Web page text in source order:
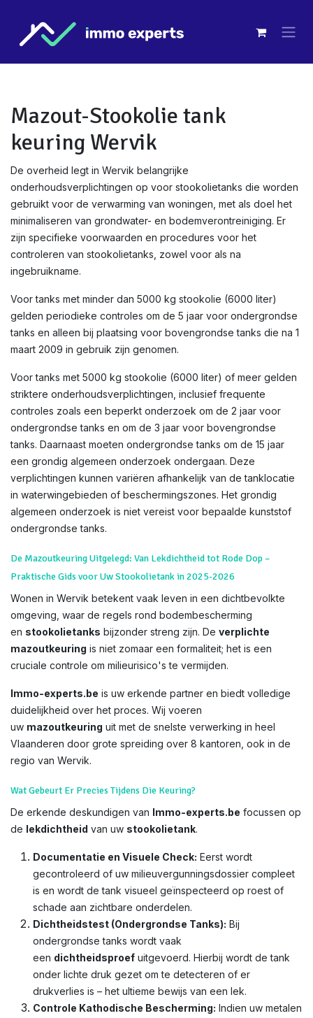
Mazout-Stookolie tank
keuring Wervik
De overheid legt in Wervik belangrijke
onderhoudsverplichtingen op voor stookolietanks die worden
gebruikt voor de verwarming van woningen, met als doel het
minimaliseren van grondwater- en bodemverontreiniging. Er
zijn specifieke voorwaarden en procedures voor het
controleren van stookolietanks, zowel voor als na
ingebruikname.
Voor tanks met minder dan 5000 kg stookolie (6000 liter)
gelden periodieke controles om de 5 jaar voor ondergrondse
tanks en alleen bij plaatsing voor bovengrondse tanks die na 1
maart 2009 in gebruik zijn genomen.
Voor tanks met 5000 kg stookolie (6000 liter) of meer gelden
striktere onderhoudsverplichtingen, inclusief frequente
controles zoals een beperkt onderzoek om de 2 jaar voor
ondergrondse tanks en om de 3 jaar voor bovengrondse
tanks. Daarnaast moeten ondergrondse tanks om de 15 jaar
een grondig algemeen onderzoek ondergaan. Deze
verplichtingen kunnen variëren afhankelijk van de tanklocatie
in waterwingebieden of beschermingszones. Het grondig
algemeen onderzoek is niet vereist voor bepaalde kunststof
ondergrondse tanks.
De Mazoutkeuring Uitgelegd: Van Lekdichtheid tot Rode Dop –
Praktische Gids voor Uw Stookolietank in 2025-2026
Wonen in Wervik betekent vaak leven in een dichtbevolkte
omgeving, waar de regels rond bodembescherming
en stookolietanks bijzonder streng zijn. De verplichte
mazoutkeuring is niet zomaar een formaliteit; het is een
cruciale controle om milieurisico's te vermijden.
Immo-experts.be is uw erkende partner en biedt volledige
duidelijkheid over het proces. Wij voeren
uw mazoutkeuring uit met de snelste verwerking in heel
Vlaanderen door grote spreiding over 8 kantoren, ook in de
regio van Wervik.
Wat Gebeurt Er Precies Tijdens Die Keuring?
De erkende deskundigen van Immo-experts.be focussen op
de lekdichtheid van uw stookolietank.
Documentatie en Visuele Check: Eerst wordt
gecontroleerd of uw milieuvergunningsdossier compleet
is en wordt de tank visueel geïnspecteerd op roest of
schade aan zichtbare onderdelen.
Dichtheidstest (Ondergrondse Tanks): Bij
ondergrondse tanks wordt vaak
een dichtheidsproef uitgevoerd. Hierbij wordt de tank
onder lichte druk gezet om te detecteren of er
drukverlies is – het ultieme bewijs van een lek.
Controle Kathodische Bescherming: Indien uw metalen